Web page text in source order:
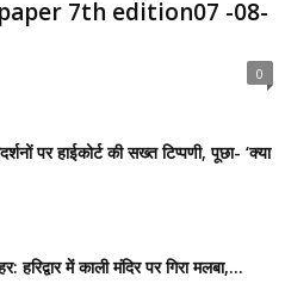
7th edition07 -08-
0
पर हाईकोर्ट की सख्त टिप्पणी, पूछा- ‘क्या
हरिद्वार में काली मंदिर पर गिरा मलबा,...